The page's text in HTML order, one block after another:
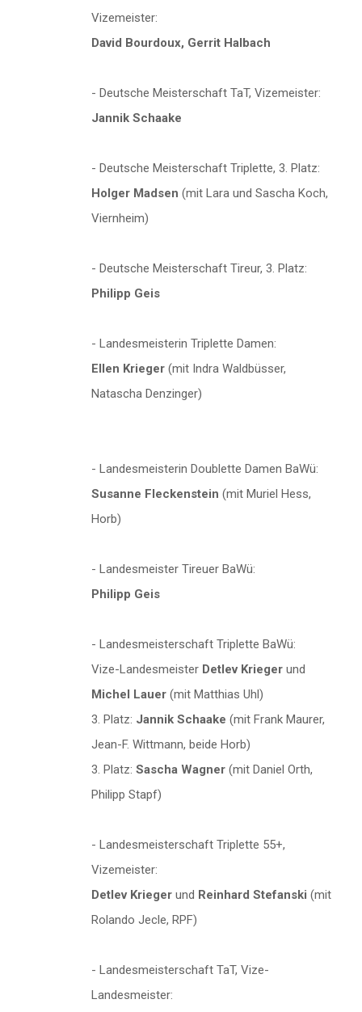
Vizemeister:
David Bourdoux, Gerrit Halbach
- Deutsche Meisterschaft TaT, Vizemeister:
Jannik Schaake
- Deutsche Meisterschaft Triplette, 3. Platz:
Holger Madsen (mit Lara und Sascha Koch,
Viernheim)
- Deutsche Meisterschaft Tireur, 3. Platz:
Philipp Geis
- Landesmeisterin Triplette Damen:
Ellen Krieger (mit Indra Waldbüsser,
Natascha Denzinger)
- Landesmeisterin Doublette Damen BaWü:
Susanne Fleckenstein (mit Muriel Hess,
Horb)
- Landesmeister Tireuer BaWü:
Philipp Geis
- Landesmeisterschaft Triplette BaWü:
Vize-Landesmeister Detlev Krieger und
Michel Lauer (mit Matthias Uhl)
3. Platz: Jannik Schaake (mit Frank Maurer,
Jean-F. Wittmann, beide Horb)
3. Platz: Sascha Wagner (mit Daniel Orth,
Philipp Stapf)
- Landesmeisterschaft Triplette 55+,
Vizemeister:
Detlev Krieger und Reinhard Stefanski (mit
Rolando Jecle, RPF)
- Landesmeisterschaft TaT, Vize-
Landesmeister: